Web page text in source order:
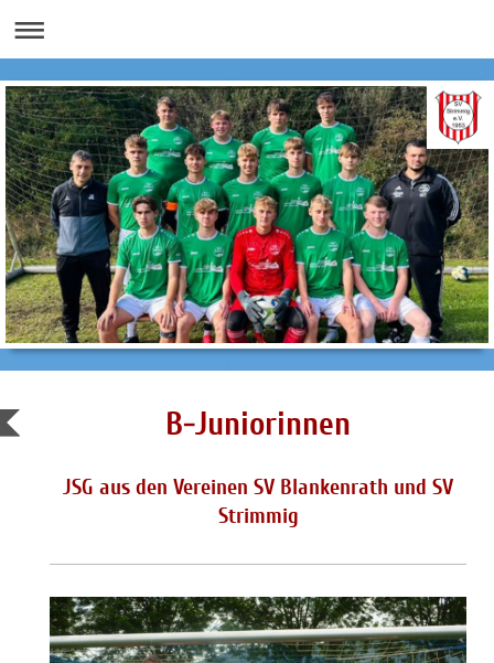
B-Juniorinnen
JSG aus den Vereinen SV Blankenrath und SV
Strimmig